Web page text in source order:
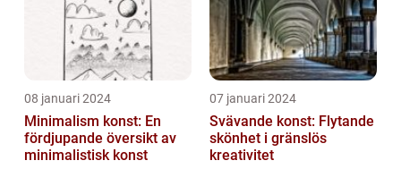
08 januari 2024
Minimalism konst: En
fördjupande översikt av
minimalistisk konst
07 januari 2024
Svävande konst: Flytande
skönhet i gränslös
kreativitet